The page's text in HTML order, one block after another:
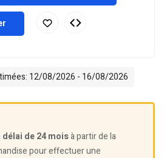
12/08/2026 - 16/08/2026
délai de 24 moisà partir de la
pour effectuer une